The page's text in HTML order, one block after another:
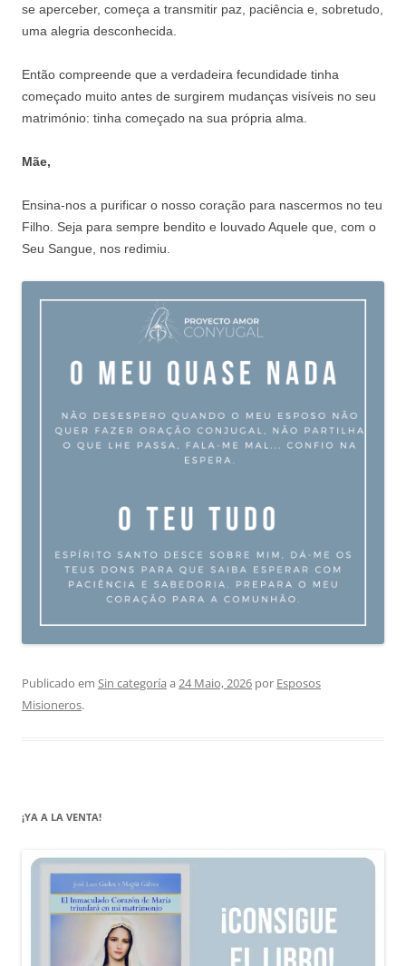
se aperceber, começa a transmitir paz, paciência e, sobretudo,
uma alegria desconhecida.
Então compreende que a verdadeira fecundidade tinha
começado muito antes de surgirem mudanças visíveis no seu
matrimónio: tinha começado na sua própria alma.
Mãe,
Ensina-nos a purificar o nosso coração para nascermos no teu
Filho. Seja para sempre bendito e louvado Aquele que, com o
Seu Sangue, nos redimiu.
Publicado em Sin categoría a 24 Maio, 2026 por Esposos
Misioneros.
¡YA A LA VENTA!